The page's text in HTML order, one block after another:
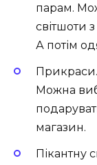
парам.
світшоти
А потім
Прикраси.
Можна
магазин.
Пікантну